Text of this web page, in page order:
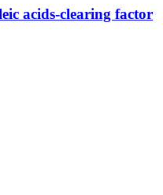
acids-clearing factor